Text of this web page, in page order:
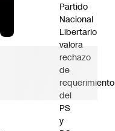
Partido
Nacional
Libertario
valora
rechazo
de
requerimiento
del
PS
y